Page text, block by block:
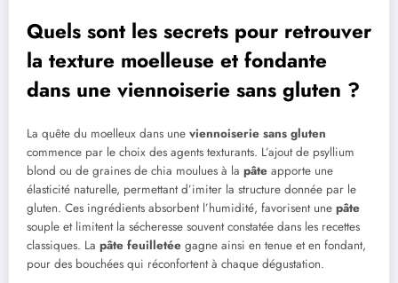
Quels sont les secrets pour retrouver
la texture moelleuse et fondante
dans une viennoiserie sans gluten ?
La quête du moelleux dans une viennoiserie sans gluten
commence par le choix des agents texturants. L’ajout de psyllium
blond ou de graines de chia moulues à la pâte apporte une
élasticité naturelle, permettant d’imiter la structure donnée par le
gluten. Ces ingrédients absorbent l’humidité, favorisent une pâte
souple et limitent la sécheresse souvent constatée dans les recettes
classiques. La pâte feuilletée gagne ainsi en tenue et en fondant,
pour des bouchées qui réconfortent à chaque dégustation.